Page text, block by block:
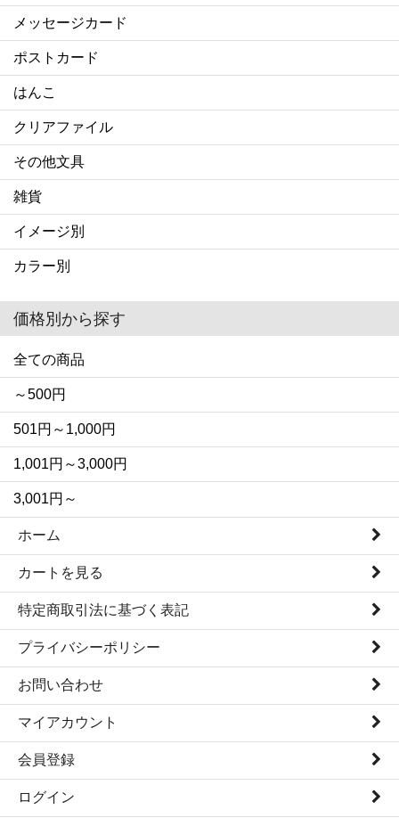
メッセージカード
ポストカード
はんこ
クリアファイル
その他文具
雑貨
イメージ別
カラー別
価格別から探す
全ての商品
～500円
501円～1,000円
1,001円～3,000円
3,001円～
ホーム
カートを見る
特定商取引法に基づく表記
プライバシーポリシー
お問い合わせ
マイアカウント
会員登録
ログイン